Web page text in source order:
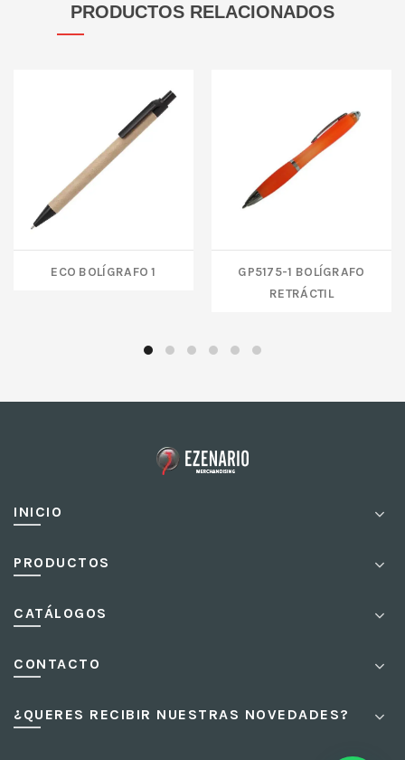
PRODUCTOS RELACIONADOS
ECO BOLÍGRAFO 1
GP5175-1 BOLÍGRAFO
RETRÁCTIL
INICIO
PRODUCTOS
CATÁLOGOS
CONTACTO
¿QUERES RECIBIR NUESTRAS NOVEDADES?